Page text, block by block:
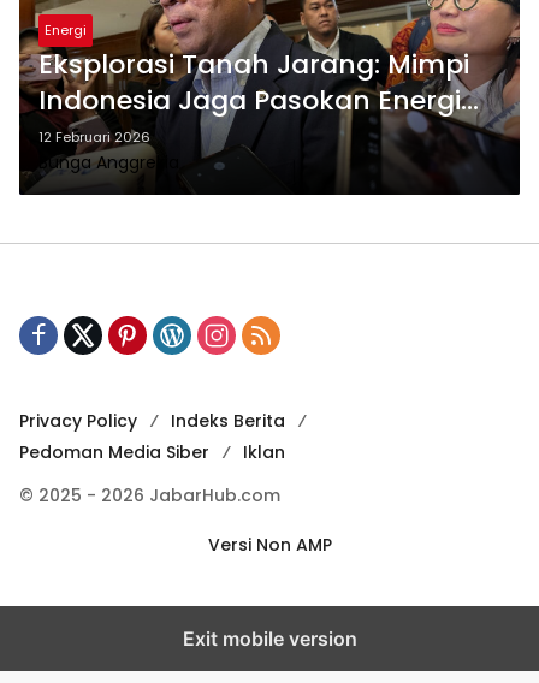
Energi
Eksplorasi Tanah Jarang: Mimpi
Indonesia Jaga Pasokan Energi
Hijau
12 Februari 2026
Bunga Anggrekia
Privacy Policy
Indeks Berita
Pedoman Media Siber
Iklan
© 2025 - 2026 JabarHub.com
Versi Non AMP
Exit mobile version